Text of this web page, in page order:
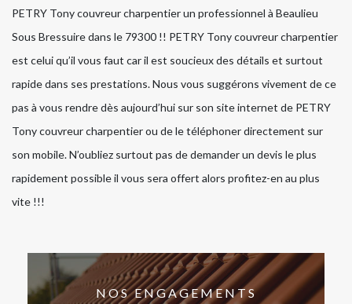
PETRY Tony couvreur charpentier un professionnel à Beaulieu
Sous Bressuire dans le 79300 !! PETRY Tony couvreur charpentier
est celui qu’il vous faut car il est soucieux des détails et surtout
rapide dans ses prestations. Nous vous suggérons vivement de ce
pas à vous rendre dès aujourd’hui sur son site internet de PETRY
Tony couvreur charpentier ou de le téléphoner directement sur
son mobile. N’oubliez surtout pas de demander un devis le plus
rapidement possible il vous sera offert alors profitez-en au plus
vite !!!
NOS ENGAGEMENTS